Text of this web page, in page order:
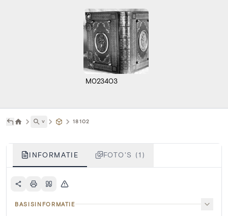
M023403
˅ 18102
INFORMATIE FOTO'S (1)
BASISINFORMATIE